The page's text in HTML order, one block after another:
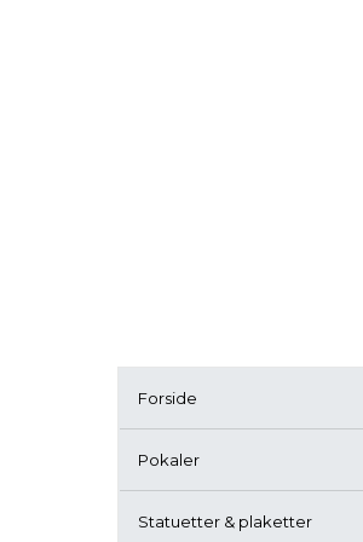
Forside
Pokaler
Statuetter & plaketter